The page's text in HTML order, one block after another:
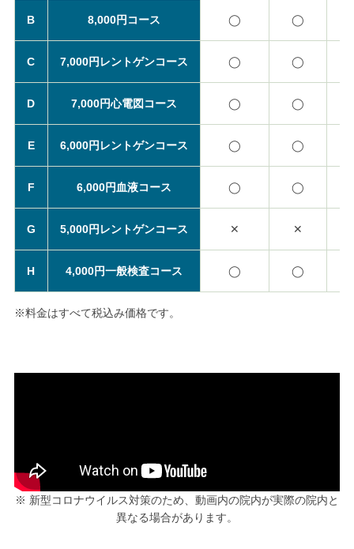
B 8,000円コース ◯ ◯
C 7,000円レントゲンコース ◯ ◯
D 7,000円心電図コース ◯ ◯
E 6,000円レントゲンコース ◯ ◯
F 6,000円血液コース ◯ ◯
G 5,000円レントゲンコース ✕ ✕
H 4,000円一般検査コース ◯ ◯
※料金はすべて税込み価格です。
※ 新型コロナウイルス対策のため、動画内の院内が実際の院内と
異なる場合があります。